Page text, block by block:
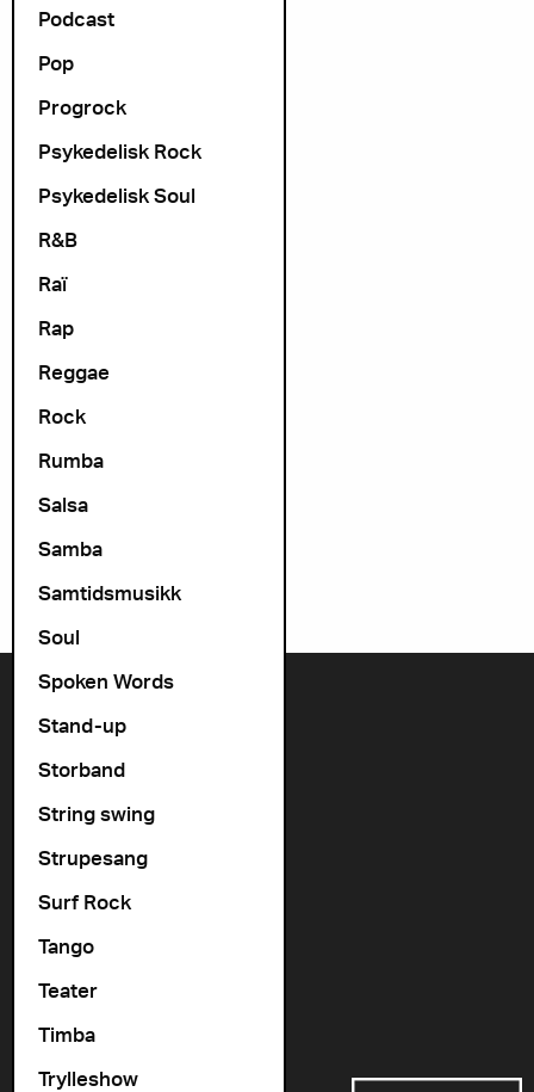
Podcast
Pop
Progrock
Psykedelisk Rock
Psykedelisk Soul
R&B
Raï
Rap
Reggae
Rock
Rumba
Salsa
Samba
Samtidsmusikk
Soul
Spoken Words
Stand-up
Storband
String swing
Strupesang
Surf Rock
Tango
Teater
Timba
Trylleshow
+47 22 11 33 08
Vogts gate 64, 0477 Oslo
info@cosmopolite.no
Gå til vår spilleliste
Støttet av